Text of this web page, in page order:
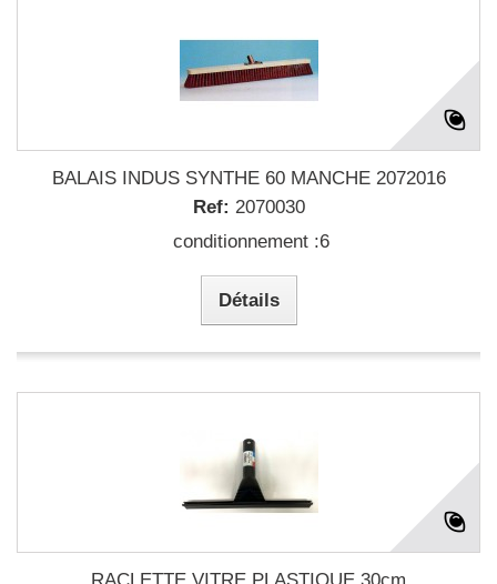
BALAIS INDUS SYNTHE 60 MANCHE 2072016
Ref: 2070030
conditionnement :6
Détails